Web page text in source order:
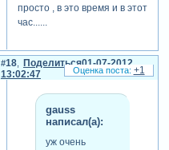
просто , в это время и в этот
час......
Поделиться
18
01-07-2012
13:02:47
gauss
написал(а):
уж очень
+1